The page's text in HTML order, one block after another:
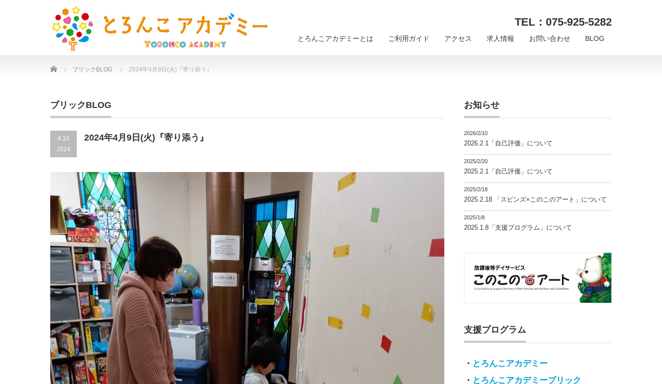
TEL：075-925-5282
とろんこアカデミーとは ご利用ガイド アクセス 求人情報 お問い合わせ BLOG
Home ブリックBLOG 2024年4月9日(火)『寄り添う』
ブリックBLOG
4.10
2024
2024年4月9日(火)『寄り添う』
お知らせ
2026/2/10
2026.2.1「自己評価」について
2025/2/20
2025.2.1「自己評価」について
2025/2/18
2025.2.18 「スピンズ×このこのアート」について
2025/1/8
2025.1.8「支援プログラム」について
支援プログラム
・ とろんこアカデミー
・ とろんこアカデミーブリック